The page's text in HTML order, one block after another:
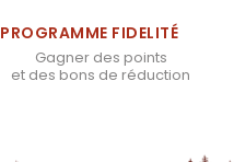
PROGRAMME FIDELITÉ
Gagner des points
et des bons de réduction